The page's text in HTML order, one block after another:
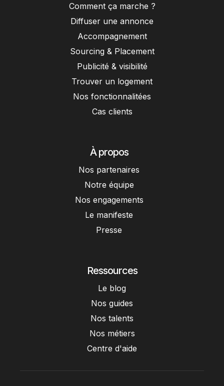
Comment ça marche ?
Diffuser une annonce
Accompagnement
Sourcing & Placement
Publicité & visibilité
Trouver un logement
Nos fonctionnalitées
Cas clients
À propos
Nos partenaires
Notre équipe
Nos engagements
Le manifeste
Presse
Ressources
Le blog
Nos guides
Nos talents
Nos métiers
Centre d'aide